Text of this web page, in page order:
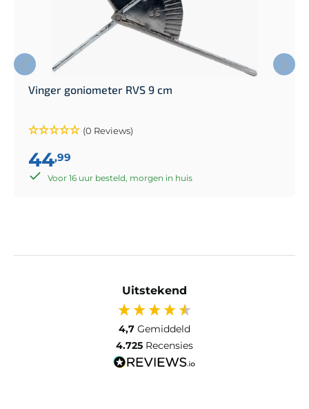
Vinger goniometer RVS 9 cm
(0 Reviews)
44,99
Voor 16 uur besteld, morgen in huis
Uitstekend
4,7 Gemiddeld
4.725 Recensies